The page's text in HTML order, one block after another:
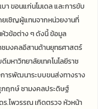
ขอนแก่นโมเดล และการขับ
ยเชิญผู้แทนจากหน่วยงานที่
วข้อต่าง ๆ ดังนี้ ข้อมูล
ชมงคลอีสานด้านยุทธศาสตร์
มหาวิทยาลัยเทคโนโลยีราช
ารพัฒนาระบบขนส่งทางราง
ภฤกษ์ ชามงคลประดิษฐ์
.ไพวรรณ เกิดตรวจ หัวหน้า